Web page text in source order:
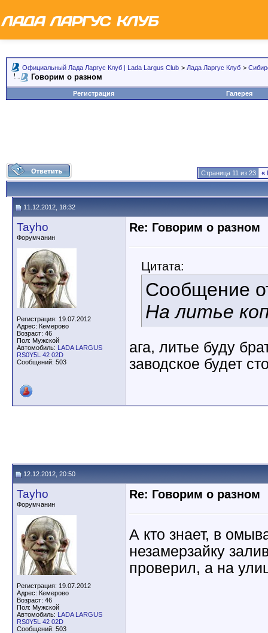
Официальный Лада Ларгус Клуб | Lada Largus Club > Лада Ларгус Клуб >
Говорим о разном
Регистрация Галерея
Страница 11 из 23 «
11.12.2012, 18:32
Tayho
Форумчанин
Регистрация: 19.07.2012
Адрес: Кемерово
Возраст: 46
Пол: Мужской
Автомобиль: LADA LARGUS
RS0Y5L 42 02D
Сообщений: 503
Re: Говорим о разном
Цитата:
Сообщение
На литье
ага, литье буду
заводское будет
12.12.2012, 20:50
Tayho
Форумчанин
Регистрация: 19.07.2012
Адрес: Кемерово
Возраст: 46
Пол: Мужской
Автомобиль: LADA LARGUS
RS0Y5L 42 02D
Сообщений: 503
Re: Говорим о разном
А кто знает, в
незамерзайку
проверил, а на